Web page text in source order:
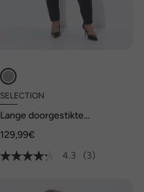
SELECTION
Lange doorgestikte
opstaande kraag, drukknopen
129,99€
4.3
(3)